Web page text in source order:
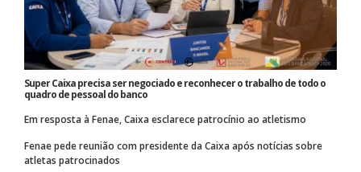
Super Caixa precisa ser negociado e reconhecer o trabalho de todo o
quadro de pessoal do banco
Em resposta à Fenae, Caixa esclarece patrocínio ao atletismo
Fenae pede reunião com presidente da Caixa após notícias sobre
atletas patrocinados